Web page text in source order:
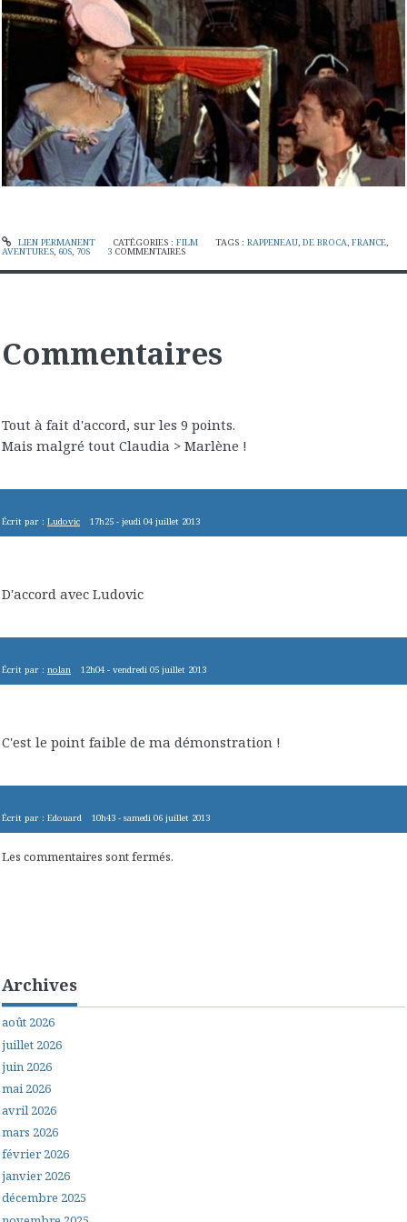
LIEN PERMANENT CATÉGORIES : FILM TAGS :RAPPENEAU,DE BROCA,FRANCE,
AVENTURES, 60S, 70S 3 COMMENTAIRES
Commentaires
Tout à fait d'accord, sur les 9 points.
Mais malgré tout Claudia > Marlène !
Écrit par : Ludovic 17h25 -jeudi 04 juillet 2013
D'accord avec Ludovic
Écrit par : nolan 12h04 -vendredi 05 juillet 2013
C'est le point faible de ma démonstration !
Écrit par : Edouard 10h43 -samedi 06 juillet 2013
Les commentaires sont fermés.
Archives
août 2026
juillet 2026
juin 2026
mai 2026
avril 2026
mars 2026
février 2026
janvier 2026
décembre 2025